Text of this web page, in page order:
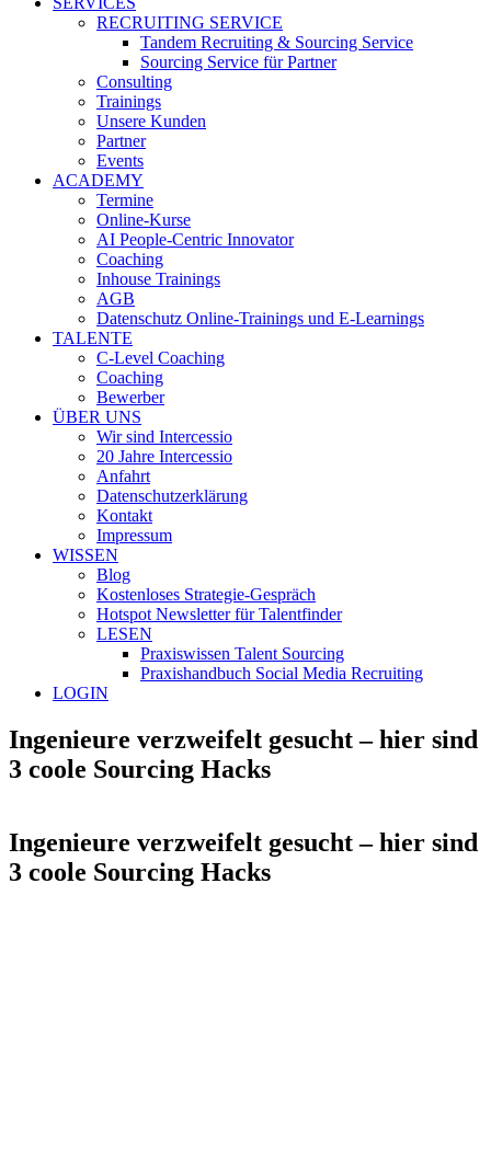
RECRUITING SERVICE
Tandem Recruiting & Sourcing Service
Sourcing Service für Partner
Consulting
Trainings
Unsere Kunden
Partner
Events
ACADEMY
Termine
Online-Kurse
AI People-Centric Innovator
Coaching
Inhouse Trainings
AGB
Datenschutz Online-Trainings und E-Learnings
TALENTE
C-Level Coaching
Coaching
Bewerber
ÜBER UNS
Wir sind Intercessio
20 Jahre Intercessio
Anfahrt
Datenschutzerklärung
Kontakt
Impressum
WISSEN
Blog
Kostenloses Strategie-Gespräch
Hotspot Newsletter für Talentfinder
LESEN
Praxiswissen Talent Sourcing
Praxishandbuch Social Media Recruiting
LOGIN
Ingenieure verzweifelt gesucht – hier sind
3 coole Sourcing Hacks
Ingenieure verzweifelt gesucht – hier sind
3 coole Sourcing Hacks